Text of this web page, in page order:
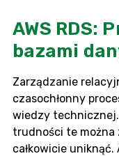
AWS RDS:
bazami
Zarządzanie
czasochłonny
wiedzy
trudności te można
całkowicie